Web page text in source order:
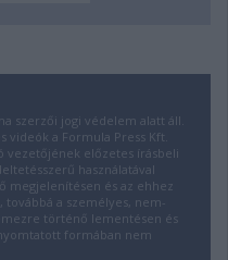
szerzői jogi védelem alatt áll.
a Formula Press Kft.
vezetőjének előzetes írásbeli
használatával
megjelenítésen és az ehhez
a személyes, nem-
történő lementésen és
formában nem